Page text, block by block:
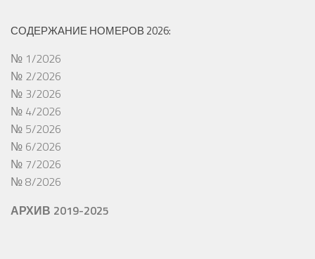
СОДЕРЖАНИЕ НОМЕРОВ 2026:
№ 1/2026
№ 2/2026
№ 3/2026
№ 4/2026
№ 5/2026
№ 6/2026
№ 7/2026
№ 8/2026
АРХИВ 2019-2025